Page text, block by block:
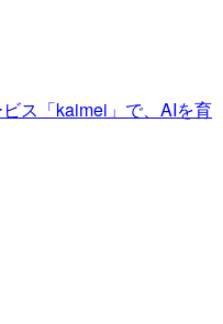
ス「kaimei」で、AIを育